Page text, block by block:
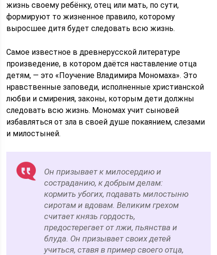
жизнь своему ребёнку, отец или мать, по сути,
формируют то жизненное правило, которому
выросшее дитя будет следовать всю жизнь.
Самое известное в древнерусской литературе
произведение, в котором даётся наставление отца
детям, — это «Поучение Владимира Мономаха». Это
нравственные заповеди, исполненные христианской
любви и смирения, законы, которым дети должны
следовать всю жизнь. Мономах учит сыновей
избавляться от зла в своей душе покаянием, слезами
и милостыней.
Он призывает к милосердию и
состраданию, к добрым делам:
кормить убогих, подавать милостыню
сиротам и вдовам. Великим грехом
считает князь гордость,
предостерегает от лжи, пьянства и
блуда. Он призывает своих детей
учиться, ставя в пример своего отца,